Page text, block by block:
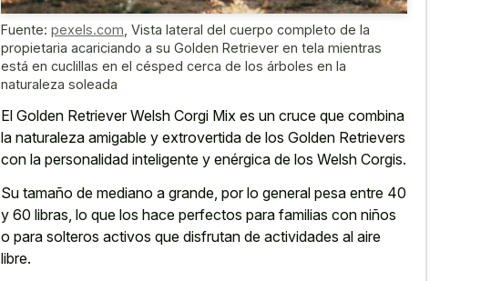
Fuente: pexels.com Vista lateral del cuerpo completo de la
propietaria acariciando a su Golden Retriever en tela mientras
está en cuclillas en el césped cerca de los árboles en la
naturaleza soleada
El Golden Retriever Welsh Corgi Mix es un cruce que combina
la naturaleza amigable y extrovertida de los Golden Retrievers
con la personalidad inteligente y enérgica de los Welsh Corgis.
Su tamaño de mediano a grande, por lo general pesa entre 40
y 60 libras, lo que los hace perfectos para familias con niños
o para solteros activos que disfrutan de actividades al aire
libre.